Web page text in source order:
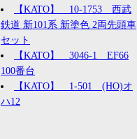
【KATO】 10-1753 西武
鉄道 新101系 新塗色 2両先頭車
セット
【KATO】 3046-1 EF66
100番台
【KATO】 1-501 (HO)オ
ハ12